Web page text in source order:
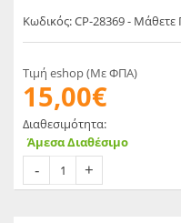
Κωδικός: CP-28369 - Μάθετε
Τιμή eshop (Με ΦΠΑ)
15,00€
Διαθεσιμότητα:
Άμεσα Διαθέσιμο